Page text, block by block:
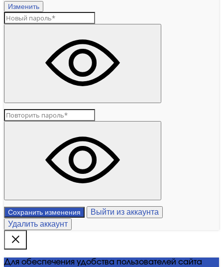
Изменить
Сохранить изменения
Выйти из аккаунта
Удалить аккаунт
Для обеспечения удобства пользователей сайта